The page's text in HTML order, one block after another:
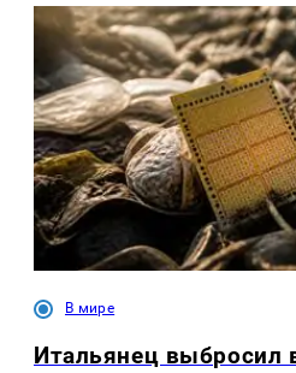
В мире
Итальянец выбросил